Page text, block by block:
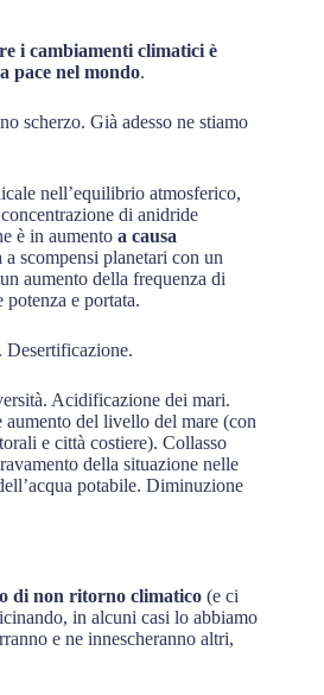
i cambiamenti climatici è
pace nel mondo.
scherzo. Già adesso ne stiamo
nell’equilibrio atmosferico,
di anidride
è in aumento a causa
scompensi planetari con un
aumento della frequenza di
e portata.
Acidificazione dei mari.
del livello del mare (con
e città costiere). Collasso
della situazione nelle
potabile. Diminuzione
di non ritorno climatico (e ci
in alcuni casi lo abbiamo
e ne innescheranno altri,